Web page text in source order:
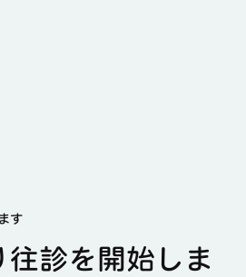
す
診を開始しま